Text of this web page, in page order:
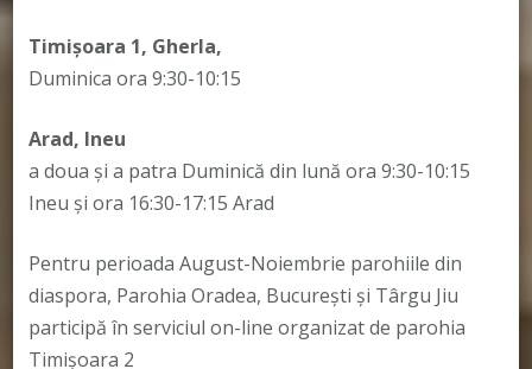
Timișoara 1, Gherla,
Duminica ora 9:30-10:15
Arad, Ineu
a doua și a patra Duminică din lună ora 9:30-10:15
Ineu și ora 16:30-17:15 Arad
Pentru perioada August-Noiembrie parohiile din
diaspora, Parohia Oradea, București și Târgu Jiu
participă în serviciul on-line organizat de parohia
Timișoara 2